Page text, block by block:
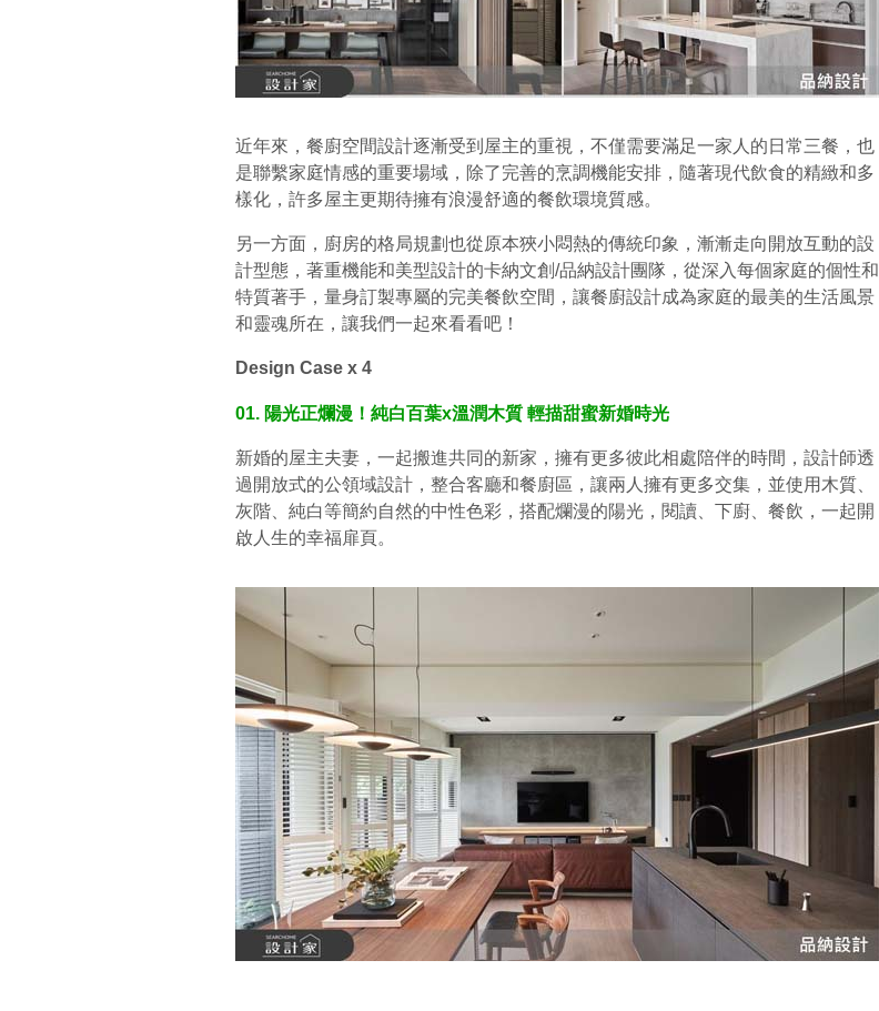
近年來，餐廚空間設計逐漸受到屋主的重視，不僅需要滿足一家人的日常三餐，也
是聯繫家庭情感的重要場域，除了完善的烹調機能安排，隨著現代飲食的精緻和多
樣化，許多屋主更期待擁有浪漫舒適的餐飲環境質感。
另一方面，廚房的格局規劃也從原本狹小悶熱的傳統印象，漸漸走向開放互動的設
計型態，著重機能和美型設計的卡納文創/品納設計團隊，從深入每個家庭的個性和
特質著手，量身訂製專屬的完美餐飲空間，讓餐廚設計成為家庭的最美的生活風景
和靈魂所在，讓我們一起來看看吧！
Design Case x 4
01. 陽光正爛漫！純白百葉x溫潤木質 輕描甜蜜新婚時光
新婚的屋主夫妻，一起搬進共同的新家，擁有更多彼此相處陪伴的時間，設計師透
過開放式的公領域設計，整合客廳和餐廚區，讓兩人擁有更多交集，並使用木質、
灰階、純白等簡約自然的中性色彩，搭配爛漫的陽光，閱讀、下廚、餐飲，一起開
啟人生的幸福扉頁。